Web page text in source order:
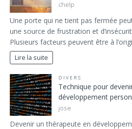
chelp
Une porte qui ne tient pas fermée
une source de frustration et
Plusieurs facteurs peuvent être à
Lire la suite
DIVERS
Technique pour
développement
jose
Devenir un thérapeute en